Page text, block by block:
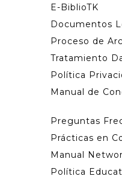
E-BiblioTK
Documentos
Proceso de
Tratamiento
Política
Manual de
Preguntas
Prácticas en
Manual
Política